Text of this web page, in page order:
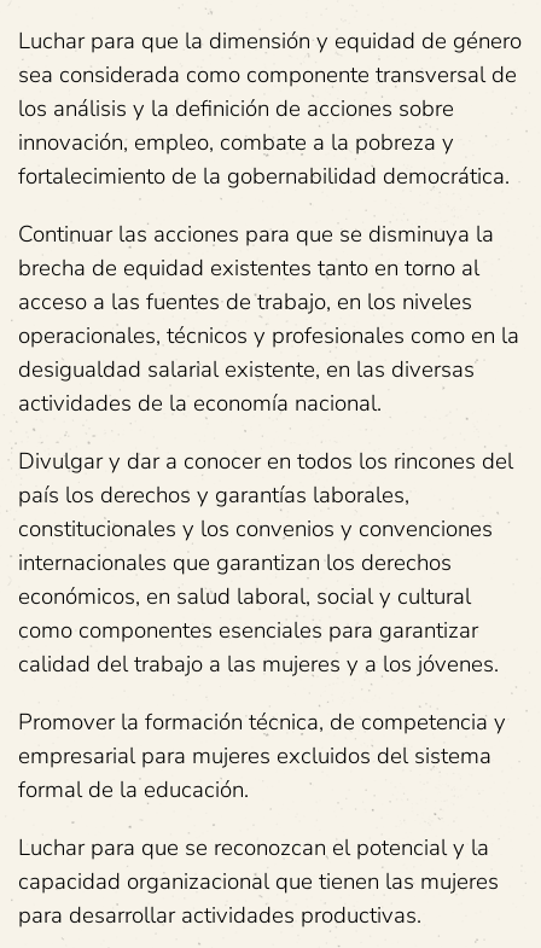
Luchar para que la dimensión y equidad de género
sea considerada como componente transversal de
los análisis y la definición de acciones sobre
innovación, empleo, combate a la pobreza y
fortalecimiento de la gobernabilidad democrática.
Continuar las acciones para que se disminuya la
brecha de equidad existentes tanto en torno al
acceso a las fuentes de trabajo, en los niveles
operacionales, técnicos y profesionales como en la
desigualdad salarial existente, en las diversas
actividades de la economía nacional.
Divulgar y dar a conocer en todos los rincones del
país los derechos y garantías laborales,
constitucionales y los convenios y convenciones
internacionales que garantizan los derechos
económicos, en salud laboral, social y cultural
como componentes esenciales para garantizar
calidad del trabajo a las mujeres y a los jóvenes.
Promover la formación técnica, de competencia y
empresarial para mujeres excluidos del sistema
formal de la educación.
Luchar para que se reconozcan el potencial y la
capacidad organizacional que tienen las mujeres
para desarrollar actividades productivas.